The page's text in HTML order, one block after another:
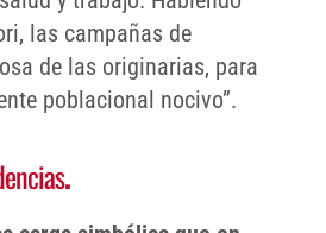
las campañas de
de las originarias, para
poblacional nocivo”.
.